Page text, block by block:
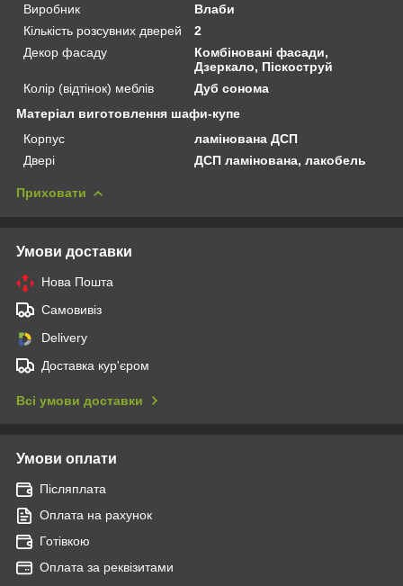
Виробник
Влаби
Кількість розсувних дверей
2
Декор фасаду
Комбіновані фасади,
Дзеркало, Піскоструй
Колір (відтінок) меблів
Дуб сонома
Матеріал виготовлення шафи-купе
Корпус
ламінована ДСП
Двері
ДСП ламінована, лакобель
Приховати
Умови доставки
Нова Пошта
Самовивіз
Delivery
Доставка кур'єром
Всі умови доставки
Умови оплати
Післяплата
Оплата на рахунок
Готівкою
Оплата за реквізитами